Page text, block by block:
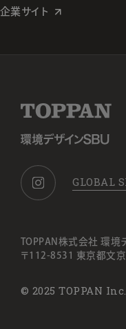
企業サイト
GLOBAL
TOPPAN株式会社 環境
〒112-8531 東京都文
© 2025 TOPPAN Inc.